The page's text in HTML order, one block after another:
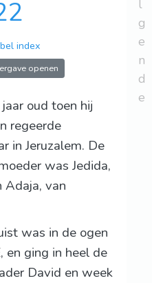
index
openen
oud toen hij
regeerde
in Jeruzalem. De
was Jedida,
Adaja, van
was in de ogen
en ging in heel de
David en week
l
g
e
n
d
e